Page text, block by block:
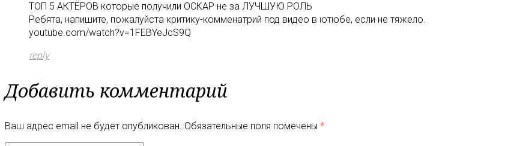
ТОП 5 АКТЁРОВ которые получили ОСКАР не за ЛУЧШУЮ РОЛЬ
Ребята, напишите, пожалуйста критику-комменатрий под видео в ютюбе, если не тяжело.
youtube.com/watch?v=1FEBYeJcS9Q
reply
Добавить комментарий
Ваш адрес email не будет опубликован. Обязательные поля помечены *